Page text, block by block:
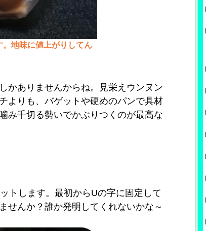
地味に値上がりしてん
かありませんからね。見栄えウンヌン
よりも、バゲットや硬めのパンで具材
み千切る勢いでかぶりつくのが最高な
トします。最初からUの字に固定して
せんか？誰か発明してくれないかな～